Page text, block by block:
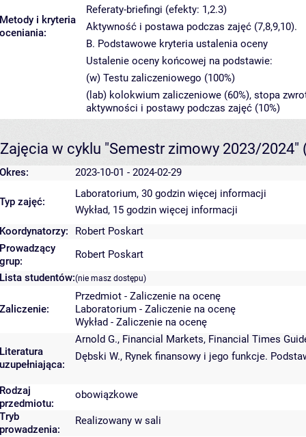
Metody i kryteria
oceniania:
Referaty-briefingi (efekty: 1,2.3)
Aktywność i postawa podczas zajęć (7,8,9,10).
B. Podstawowe kryteria ustalenia oceny
Ustalenie oceny końcowej na podstawie:
(w) Testu zaliczeniowego (100%)
(lab) kolokwium zaliczeniowe (60%), stopa
aktywności i postawy podczas zajęć (10%)
Zajęcia w cyklu "Semestr zimowy 2023/2024"
Okres: 2023-10-01 - 2024-02-29
Typ zajęć:
Laboratorium, 30 godzin więcej informacji
Wykład, 15 godzin więcej informacji
Koordynatorzy:
Robert Poskart
Prowadzący
grup:
Robert Poskart
Lista studentów:(nie masz dostępu)
Zaliczenie:
Przedmiot - Zaliczenie na ocenę
Laboratorium - Zaliczenie na ocenę
Wykład - Zaliczenie na ocenę
Literatura
uzupełniająca:
Arnold G., Financial Markets, Financial Times
Dębski W., Rynek finansowy i jego funkcje.
Rodzaj
przedmiotu:
obowiązkowe
Tryb
prowadzenia:
Realizowany w sali